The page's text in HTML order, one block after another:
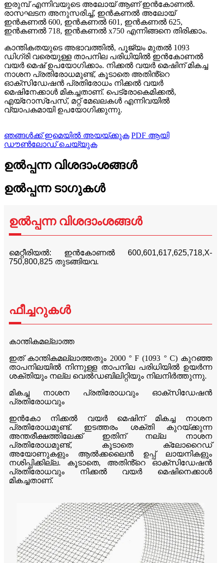
ഇരുമ്പ് എന്നിവയുടെ അലോയ് ആണ് ഇൻകോണൽ.
രാസഘടന അനുസരിച്ച്, ഇൻകണൽ അലോയ്
ഇൻകണൽ 600, ഇൻകണൽ 601, ഇൻകണൽ 625,
ഇൻകണൽ 718, ഇൻകണൽ x750 എന്നിങ്ങനെ തിരിക്കാം.
കാന്തികതയുടെ അഭാവത്തിൽ, പൂജ്യം മുതൽ 1093
ഡിഗ്രി വരെയുള്ള താപനില പരിധിയിൽ ഇൻകോണൽ
വയർ മെഷ് ഉപയോഗിക്കാം. നിക്കൽ വയർ മെഷിന് മികച്ച
നാശന പ്രതിരോധമുണ്ട്, കൂടാതെ അതിൻ്റെ
ഓക്സിഡേഷൻ പ്രതിരോധം നിക്കൽ വയർ
മെഷിനേക്കാൾ മികച്ചതാണ്. പെട്രോകെമിക്കൽ,
എയ്‌റോസ്‌പേസ്, മറ്റ് മേഖലകൾ എന്നിവയിൽ
വ്യാപകമായി ഉപയോഗിക്കുന്നു.
ഞങ്ങൾക്ക് ഇമെയിൽ അയയ്ക്കുക PDF ആയി
ഡൗൺലോഡ് ചെയ്യുക
ഉൽപ്പന്ന വിശദാംശങ്ങൾ
ഉൽപ്പന്ന ടാഗുകൾ
ഉൽപ്പന്ന വിശദാംശങ്ങൾ
മെറ്റീരിയൽ: ഇൻകോണൽ 600,601,617,625,718,X-
750,800,825 തുടങ്ങിയവ.
ഫീച്ചറുകൾ
കാന്തികമല്ലാത്ത
ഇത് കാന്തികമല്ലാത്തതും 2000 ° F (1093 ° C) കുറഞ്ഞ
താപനിലയിൽ നിന്നുള്ള താപനില പരിധിയിൽ ഉയർന്ന
ശക്തിയും നല്ല വെൽഡബിലിറ്റിയും നിലനിർത്തുന്നു.
മികച്ച നാശന പ്രതിരോധവും ഓക്സിഡേഷൻ
പ്രതിരോധവും
ഇൻകോ നിക്കൽ വയർ മെഷിന് മികച്ച നാശന
പ്രതിരോധമുണ്ട്. ഇടത്തരം ശക്തി കുറയ്ക്കുന്ന
അന്തരീക്ഷത്തിലേക്ക് ഇതിന് നല്ല നാശന
പ്രതിരോധമുണ്ട്, കൂടാതെ ക്ലോറൈഡ്
അയോണുകളും ആൽക്കലൈൻ ഉപ്പ് ലായനികളും
നശിപ്പിക്കില്ല. കൂടാതെ, അതിൻ്റെ ഓക്സിഡേഷൻ
പ്രതിരോധവും നിക്കൽ വയർ മെഷിനെക്കാൾ
മികച്ചതാണ്.